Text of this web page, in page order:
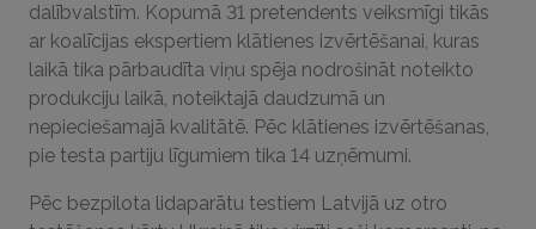
dalībvalstīm. Kopumā 31 pretendents veiksmīgi tikās
ar koalīcijas ekspertiem klātienes izvērtēšanai, kuras
laikā tika pārbaudīta viņu spēja nodrošināt noteikto
produkciju laikā, noteiktajā daudzumā un
nepieciešamajā kvalitātē. Pēc klātienes izvērtēšanas,
pie testa partiju līgumiem tika 14 uzņēmumi.
Pēc bezpilota lidaparātu testiem Latvijā uz otro